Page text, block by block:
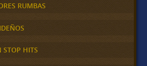
RUMBAS
HITS